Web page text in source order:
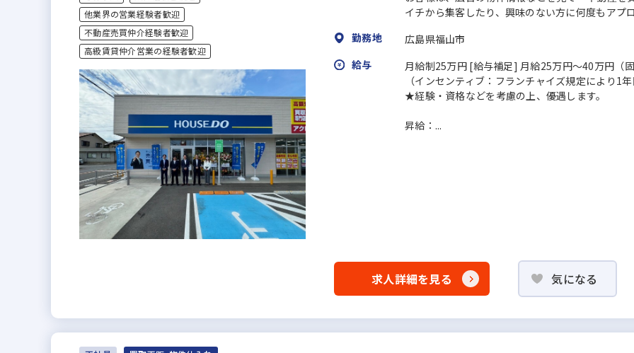
他業界の営業経験者歓迎
不動産売買仲介経験者歓迎
高級賃貸仲介営業の経験者歓迎
イチから集客したり、興味のない方に何度もアプ
勤務地
広島県福山市
給与
月給制25万円 [給与補足] 月給25万円～40万円（
（インセンティブ：フランチャイズ規定により1
★経験・資格などを考慮の上、優遇します。
昇給：...
求人詳細を見る 気になる